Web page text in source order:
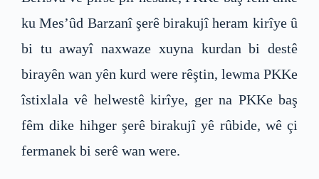
ku Mes’ûd Barzanî şerê birakujî heram kirîye û
bi tu awayî naxwaze xuyna kurdan bi destê
birayên wan yên kurd were rêştin, lewma PKKe
îstixlala vê helwestê kirîye, ger na PKKe baş
fêm dike hihger şerê birakujî yê rûbide, wê çi
fermanek bi serê wan were.